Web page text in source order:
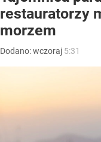
restauratorzy
morzem
Dodano:wczoraj 5:31